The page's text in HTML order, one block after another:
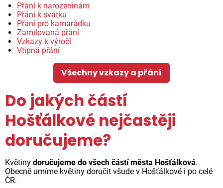
Přání k narozeninám
Přání k svátku
Přání pro kamarádku
Zamilovaná přání
Vzkazy k výročí
Vtipná přání
Všechny vzkazy a přání
Do jakých částí
Hošťálkové nejčastěji
doručujeme?
Květiny doručujeme do všech částí města Hošťálková.
Obecně umíme květiny doručit všude v Hošťálkové i po celé
ČR.